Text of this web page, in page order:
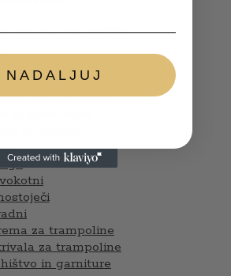
dodatki za punčke
s tobogani
otroške hiške
za trampoline
za trampoline
in garniture
NADALJUJ